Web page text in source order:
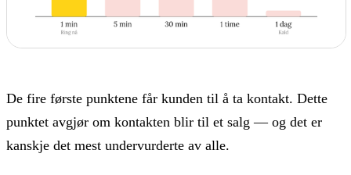
De fire første punktene får kunden til å ta kontakt. Dette
punktet avgjør om kontakten blir til et salg — og det er
kanskje det mest undervurderte av alle.